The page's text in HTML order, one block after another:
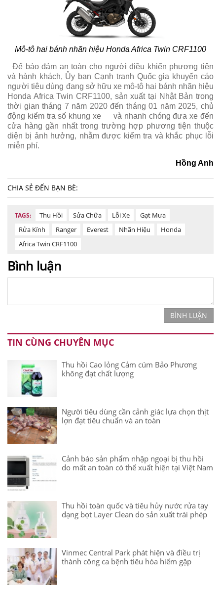
Mô-tô hai bánh nhãn hiệu Honda Africa Twin CRF1100
Để bảo đảm an toàn cho người điều khiển phương tiện
và hành khách, Ủy ban Cạnh tranh Quốc gia khuyến cáo
người tiêu dùng đang sở hữu xe mô-tô hai bánh nhãn hiệu
Honda Africa Twin CRF1100, sản xuất tại Nhật Bản trong
thời gian tháng 7 năm 2020 đến tháng 01 năm 2025, chủ
động kiểm tra số khung xe
và nhanh chóng đưa xe đến
cửa hàng gần nhất trong trường hợp phương tiện thuộc
diện bị ảnh hưởng, nhằm được kiểm tra và khắc phục lỗi
miễn phí.
Hồng Anh
CHIA SẺ ĐẾN BẠN BÈ:
TAGS: Thu Hồi Sửa Chữa Lỗi Xe
Gạt Mưa
Rửa Kính
Ranger Everest Nhãn Hiệu
Honda
Africa Twin CRF1100
Bình luận
BÌNH LUẬN
TIN CÙNG CHUYÊN MỤC
Thu hồi Cao lỏng Cảm cúm Bảo Phương
không đạt chất lượng
Người tiêu dùng cần cảnh giác lựa chọn thịt
lợn đạt tiêu chuẩn và an toàn
Cảnh báo sản phẩm nhập ngoại bị thu hồi
do mất an toàn có thể xuất hiện tại Việt Nam
Thu hồi toàn quốc và tiêu hủy nước rửa tay
dạng bọt Layer Clean do sản xuất trái phép
Vinmec Central Park phát hiện và điều trị
thành công ca bệnh tiêu hóa hiếm gặp